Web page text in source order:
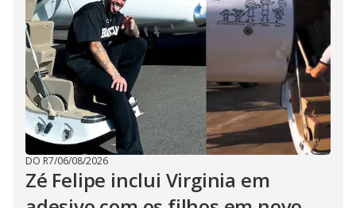
DO R7/06/08/2026
Zé Felipe inclui Virginia em